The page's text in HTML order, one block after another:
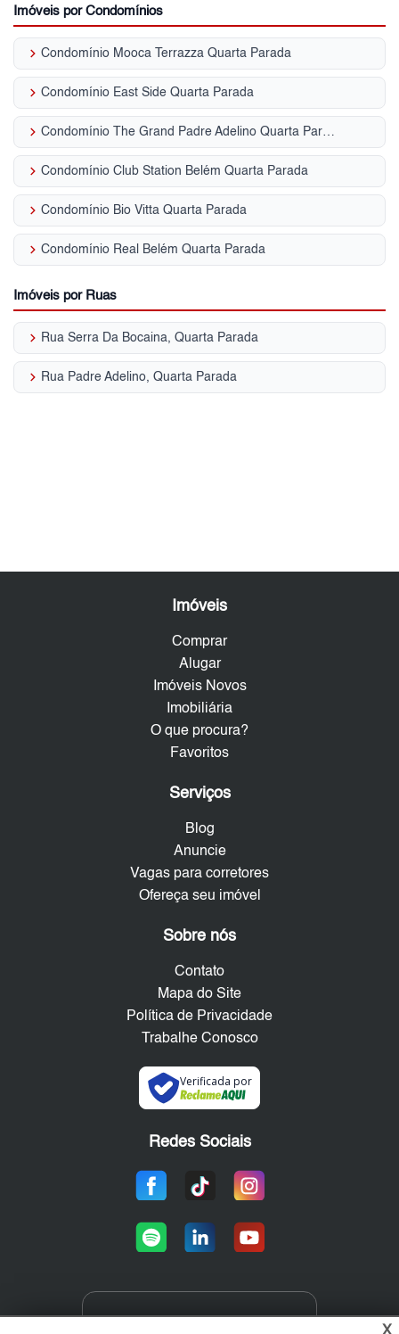
Imóveis por Condomínios
keyboard_arrow_right Condomínio Mooca Terrazza Quarta Parada
keyboard_arrow_right Condomínio East Side Quarta Parada
keyboard_arrow_right Condomínio The Grand Padre Adelino Quarta Parada
keyboard_arrow_right Condomínio Club Station Belém Quarta Parada
keyboard_arrow_right Condomínio Bio Vitta Quarta Parada
keyboard_arrow_right Condomínio Real Belém Quarta Parada
Imóveis por Ruas
keyboard_arrow_right Rua Serra Da Bocaina, Quarta Parada
keyboard_arrow_right Rua Padre Adelino, Quarta Parada
Imóveis
Comprar
Alugar
Imóveis Novos
Imobiliária
O que procura?
Favoritos
Serviços
Blog
Anuncie
Vagas para corretores
Ofereça seu imóvel
Sobre nós
Contato
Mapa do Site
Política de Privacidade
Trabalhe Conosco
Verificada por
Redes Sociais